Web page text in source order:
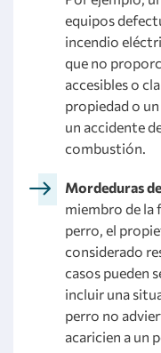
equipos
incendio
que no
accesibles o
propiedad o
un accidente
combustión.
Mordeduras
miembro de la
perro, el
considerado
casos pueden
incluir una
perro no
acaricien a un